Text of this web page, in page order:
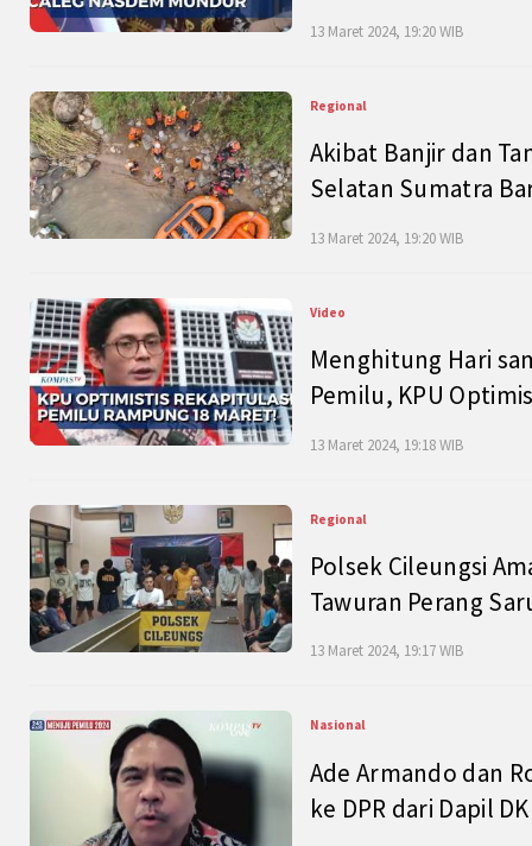
13 Maret 2024, 19:20 WIB
Regional
Akibat Banjir dan
Selatan Sumatra
13 Maret 2024, 19:20 WIB
Video
Menghitung Hari
Pemilu, KPU
13 Maret 2024, 19:18 WIB
Regional
Polsek Cileungsi
Tawuran Perang
13 Maret 2024, 19:17 WIB
Nasional
Ade Armando dan
ke DPR dari Dapil